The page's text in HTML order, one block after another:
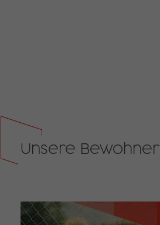
Unsere Bewohner